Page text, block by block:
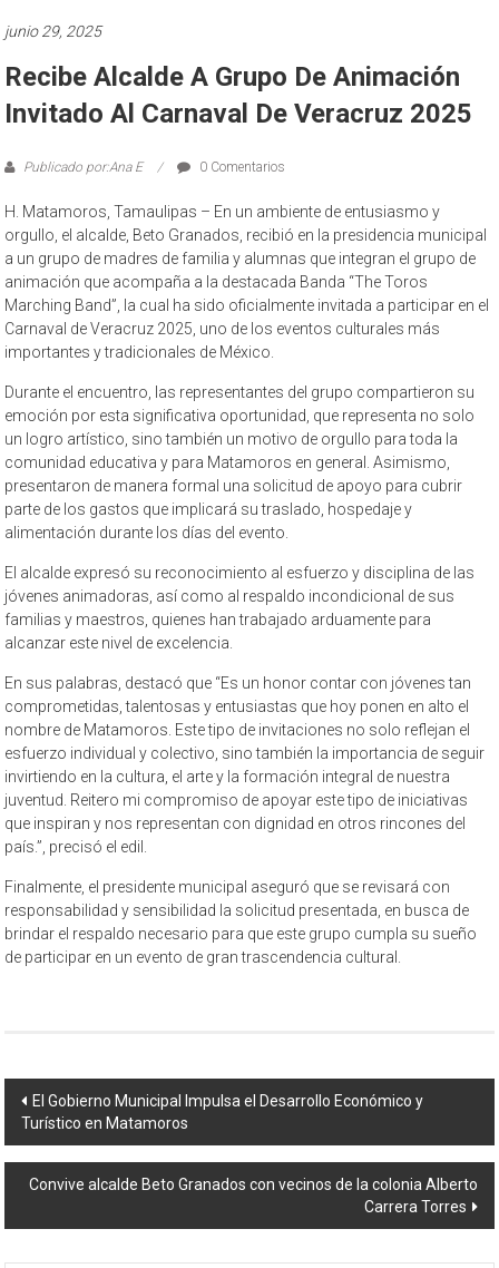
junio 29, 2025
Recibe Alcalde A Grupo De Animación
Invitado Al Carnaval De Veracruz 2025
Publicado por:Ana E 0 Comentarios
H. Matamoros, Tamaulipas – En un ambiente de entusiasmo y
orgullo, el alcalde, Beto Granados, recibió en la presidencia municipal
a un grupo de madres de familia y alumnas que integran el grupo de
animación que acompaña a la destacada Banda “The Toros
Marching Band”, la cual ha sido oficialmente invitada a participar en el
Carnaval de Veracruz 2025, uno de los eventos culturales más
importantes y tradicionales de México.
Durante el encuentro, las representantes del grupo compartieron su
emoción por esta significativa oportunidad, que representa no solo
un logro artístico, sino también un motivo de orgullo para toda la
comunidad educativa y para Matamoros en general. Asimismo,
presentaron de manera formal una solicitud de apoyo para cubrir
parte de los gastos que implicará su traslado, hospedaje y
alimentación durante los días del evento.
El alcalde expresó su reconocimiento al esfuerzo y disciplina de las
jóvenes animadoras, así como al respaldo incondicional de sus
familias y maestros, quienes han trabajado arduamente para
alcanzar este nivel de excelencia.
En sus palabras, destacó que “Es un honor contar con jóvenes tan
comprometidas, talentosas y entusiastas que hoy ponen en alto el
nombre de Matamoros. Este tipo de invitaciones no solo reflejan el
esfuerzo individual y colectivo, sino también la importancia de seguir
invirtiendo en la cultura, el arte y la formación integral de nuestra
juventud. Reitero mi compromiso de apoyar este tipo de iniciativas
que inspiran y nos representan con dignidad en otros rincones del
país.”, precisó el edil.
Finalmente, el presidente municipal aseguró que se revisará con
responsabilidad y sensibilidad la solicitud presentada, en busca de
brindar el respaldo necesario para que este grupo cumpla su sueño
de participar en un evento de gran trascendencia cultural.
Navegación
de
entrada
El Gobierno Municipal Impulsa el Desarrollo Económico y
Turístico en Matamoros
Convive alcalde Beto Granados con vecinos de la colonia Alberto
Carrera Torres